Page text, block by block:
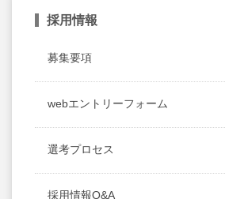
採用情報
募集要項
webエントリーフォーム
選考プロセス
採用情報Q&A